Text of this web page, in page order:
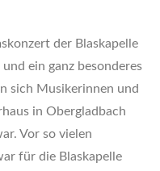
der Blaskapelle
ein ganz besonderes
sich Musikerinnen und
in Obergladbach
Vor so vielen
für die Blaskapelle